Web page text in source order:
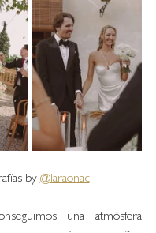
by @laraonac
una atmósfera